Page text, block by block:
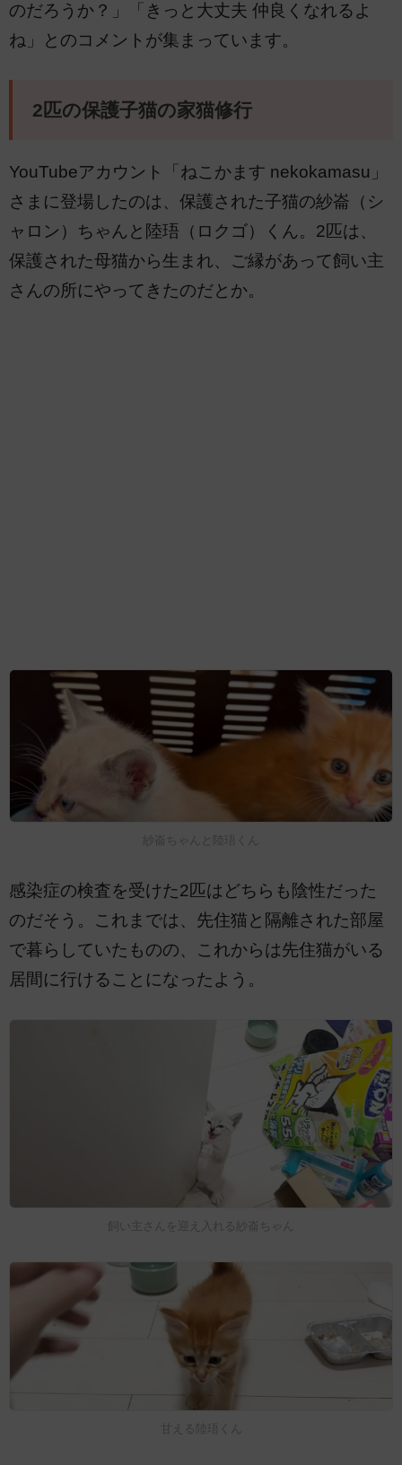
のだろうか？」「きっと大丈夫 仲良くなれるよ
ね」とのコメントが集まっています。
2匹の保護子猫の家猫修行
YouTubeアカウント「ねこかます nekokamasu」
さまに登場したのは、保護された子猫の紗崙（シ
ャロン）ちゃんと陸珸（ロクゴ）くん。2匹は、
保護された母猫から生まれ、ご縁があって飼い主
さんの所にやってきたのだとか。
紗崙ちゃんと陸珸くん
感染症の検査を受けた2匹はどちらも陰性だった
のだそう。これまでは、先住猫と隔離された部屋
で暮らしていたものの、これからは先住猫がいる
居間に行けることになったよう。
飼い主さんを迎え入れる紗崙ちゃん
甘える陸珸くん